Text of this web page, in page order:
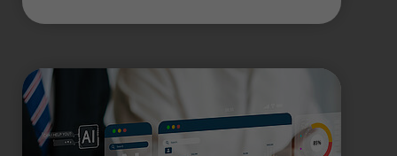
Zweck
passwortgeschützten
Speichern und Wiederherstellen
einer genauen Scroll-Position